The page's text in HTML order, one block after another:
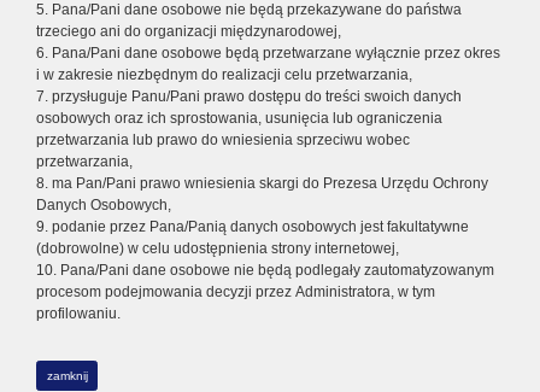
5. Pana/Pani dane osobowe nie będą przekazywane do państwa
trzeciego ani do organizacji międzynarodowej,
6. Pana/Pani dane osobowe będą przetwarzane wyłącznie przez okres
i w zakresie niezbędnym do realizacji celu przetwarzania,
7. przysługuje Panu/Pani prawo dostępu do treści swoich danych
osobowych oraz ich sprostowania, usunięcia lub ograniczenia
przetwarzania lub prawo do wniesienia sprzeciwu wobec
przetwarzania,
8. ma Pan/Pani prawo wniesienia skargi do Prezesa Urzędu Ochrony
Danych Osobowych,
9. podanie przez Pana/Panią danych osobowych jest fakultatywne
(dobrowolne) w celu udostępnienia strony internetowej,
10. Pana/Pani dane osobowe nie będą podlegały zautomatyzowanym
procesom podejmowania decyzji przez Administratora, w tym
profilowaniu.
zamknij